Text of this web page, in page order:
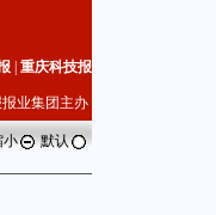
重庆科技报
业集团主办
小 默认